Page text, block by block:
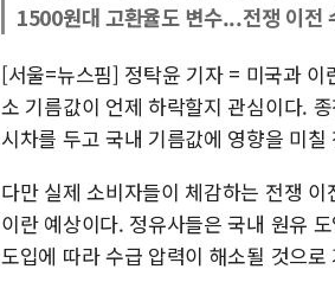
1500원대 고환율도 변수...전쟁 이전
[서울=뉴스핌] 정탁윤 기자 = 미국과
소 기름값이 언제 하락할지 관심이다.
시차를 두고 국내 기름값에 영향을 미칠
다만 실제 소비자들이 체감하는 전쟁
이란 예상이다. 정유사들은 국내 원유
도입에 따라 수급 압력이 해소될 것으로